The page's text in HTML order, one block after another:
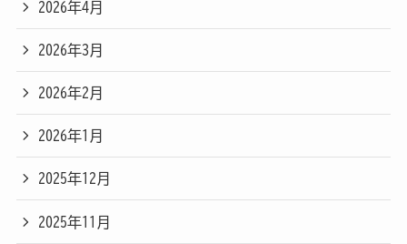
2026年4月
2026年3月
2026年2月
2026年1月
2025年12月
2025年11月